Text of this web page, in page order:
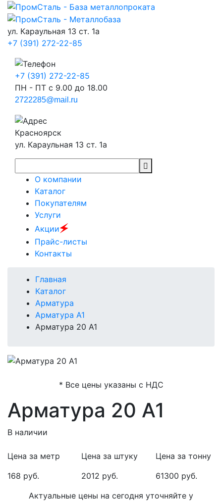
ул. Караульная 13 ст. 1а
+7 (391) 272-22-85
+7 (391) 272-22-85
ПН - ПТ с 9.00 до 18.00
2722285@mail.ru
Красноярск
ул. Караульная 13 ст. 1а
О компании
Каталог
Покупателям
Услуги
Акции🗲
Прайс-листы
Контакты
Главная
Каталог
Арматура
Арматура А1
Арматура 20 А1
* Все цены указаны с НДС
Арматура 20 А1
В наличии
Цена за метр
168 руб.
Цена за штуку
2012 руб.
Цена за тонну
61300 руб.
Актуальные цены на сегодня уточняйте у